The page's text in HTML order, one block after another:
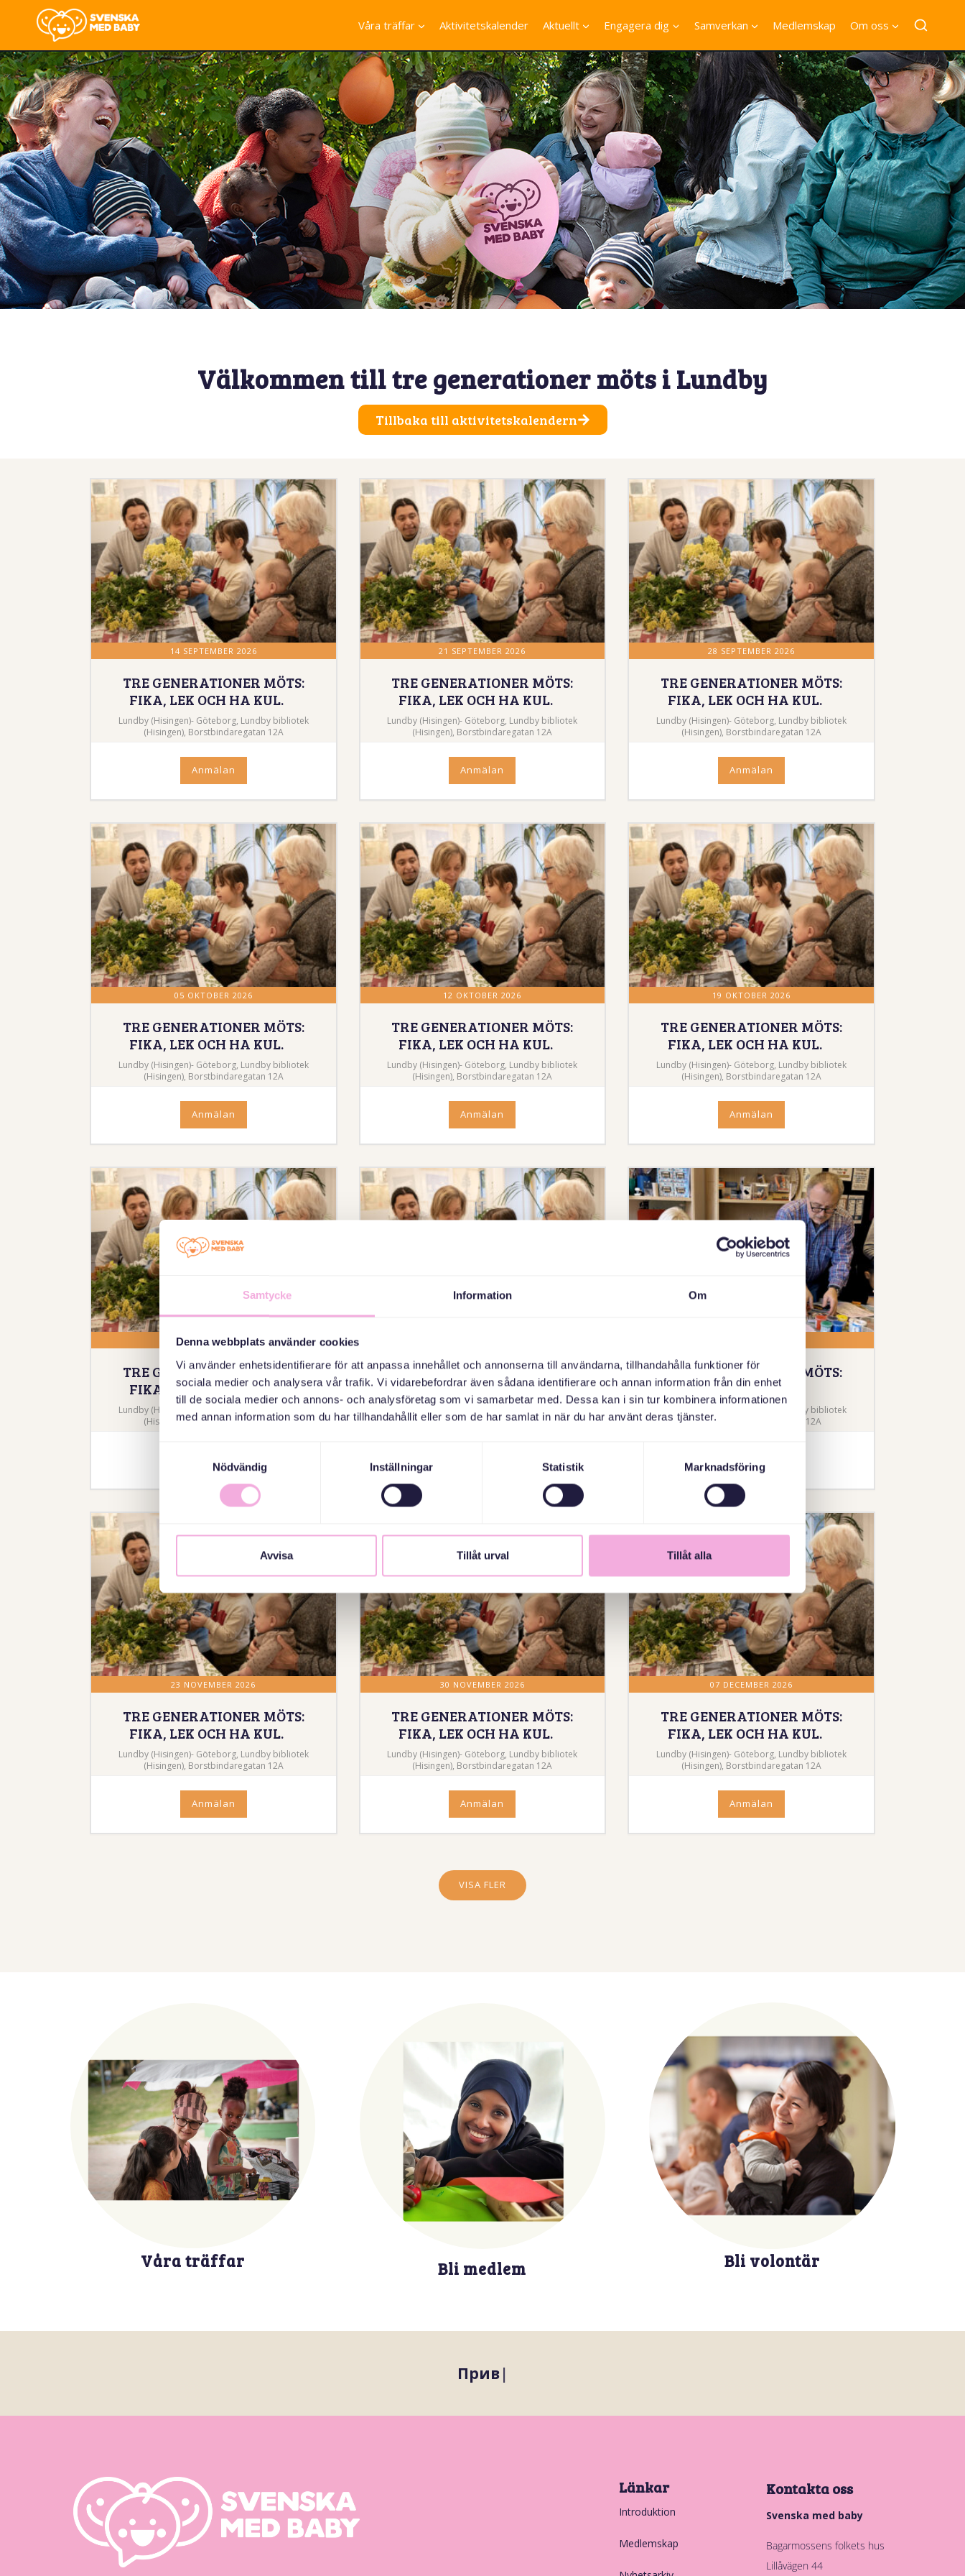
Samtycke Information Om
Denna webbplats använder cookies
Vi använder enhetsidentifierare för att anpassa innehållet och annonserna till användarna, tillhandahålla funktioner för
sociala medier och analysera vår trafik. Vi vidarebefordrar även sådana identifierare och annan information från din enhet
till de sociala medier och annons- och analysföretag som vi samarbetar med. Dessa kan i sin tur kombinera informationen
med annan information som du har tillhandahållit eller som de har samlat in när du har använt deras tjänster.
Nödvändig
Inställningar Statistik Marknadsföring
Avvisa Tillåt urval Tillåt alla
Våra träffar Aktivitetskalender Aktuellt Engagera dig Samverkan Medlemskap Om oss
Välkommen till tre generationer möts i Lundby
Tillbaka till aktivitetskalendern
14 SEPTEMBER 2026
TRE GENERATIONER MÖTS:
FIKA, LEK OCH HA KUL.
Lundby (Hisingen)- Göteborg, Lundby bibliotek
(Hisingen), Borstbindaregatan 12A
Anmälan
21 SEPTEMBER 2026
TRE GENERATIONER MÖTS:
FIKA, LEK OCH HA KUL.
Lundby (Hisingen)- Göteborg, Lundby bibliotek
(Hisingen), Borstbindaregatan 12A
Anmälan
28 SEPTEMBER 2026
TRE GENERATIONER MÖTS:
FIKA, LEK OCH HA KUL.
Lundby (Hisingen)- Göteborg, Lundby bibliotek
(Hisingen), Borstbindaregatan 12A
Anmälan
05 OKTOBER 2026
TRE GENERATIONER MÖTS:
FIKA, LEK OCH HA KUL.
Lundby (Hisingen)- Göteborg, Lundby bibliotek
(Hisingen), Borstbindaregatan 12A
Anmälan
12 OKTOBER 2026
TRE GENERATIONER MÖTS:
FIKA, LEK OCH HA KUL.
Lundby (Hisingen)- Göteborg, Lundby bibliotek
(Hisingen), Borstbindaregatan 12A
Anmälan
19 OKTOBER 2026
TRE GENERATIONER MÖTS:
FIKA, LEK OCH HA KUL.
Lundby (Hisingen)- Göteborg, Lundby bibliotek
(Hisingen), Borstbindaregatan 12A
Anmälan
02 NOVEMBER 2026
TRE GENERATIONER MÖTS:
FIKA, LEK OCH HA KUL.
Lundby (Hisingen)- Göteborg, Lundby bibliotek
(Hisingen), Borstbindaregatan 12A
TRE GENERATIONER MÖTS:
FIKA, LEK OCH HA KUL.
Lundby (Hisingen)- Göteborg, Lundby bibliotek
(Hisingen), Borstbindaregatan 12A
TRE GENERATIONER MÖTS:
HÖSTPYSSEL
Lundby (Hisingen)- Göteborg, Lundby bibliotek
(Hisingen), Borstbindaregatan 12A
23 NOVEMBER 2026
TRE GENERATIONER MÖTS:
FIKA, LEK OCH HA KUL.
Lundby (Hisingen)- Göteborg, Lundby bibliotek
(Hisingen), Borstbindaregatan 12A
Anmälan
30 NOVEMBER 2026
TRE GENERATIONER MÖTS:
FIKA, LEK OCH HA KUL.
Lundby (Hisingen)- Göteborg, Lundby bibliotek
(Hisingen), Borstbindaregatan 12A
Anmälan
07 DECEMBER 2026
TRE GENERATIONER MÖTS:
FIKA, LEK OCH HA KUL.
Lundby (Hisingen)- Göteborg, Lundby bibliotek
(Hisingen), Borstbindaregatan 12A
Anmälan
VISA FLER
Våra träffar Bli medlem Bli volontär
Привіт і ласкаво п
Länkar
Introduktion
Medlemskap
Kontakta oss
Svenska med baby
Bagarmossens folkets hus
Lillåvägen 44